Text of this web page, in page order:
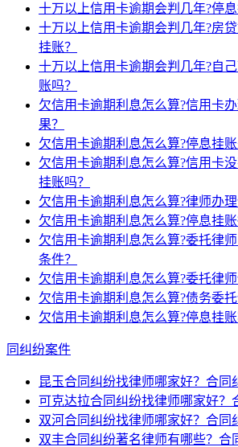
十万以上信用卡逾期会判几年?停息
十万以上信用卡逾期会判几年?房
挂账？
十万以上信用卡逾期会判几年?自
账吗？
欠信用卡逾期利息怎么算?信用卡
果？
欠信用卡逾期利息怎么算?停息挂
欠信用卡逾期利息怎么算?信用卡
挂账吗？
欠信用卡逾期利息怎么算?律师办
欠信用卡逾期利息怎么算?停息挂
欠信用卡逾期利息怎么算?委托律
条件？
欠信用卡逾期利息怎么算?委托律
欠信用卡逾期利息怎么算?债务委
欠信用卡逾期利息怎么算?停息挂账
同纠纷案件
昆玉合同纠纷找律师哪家好？合同
可克达拉合同纠纷找律师哪家好？
双河合同纠纷找律师哪家好？合同
双丰合同纠纷著名律师有哪些？合